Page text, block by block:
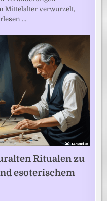
Mittelalter verwurzelt,
…
Ritualen zu
esoterischem